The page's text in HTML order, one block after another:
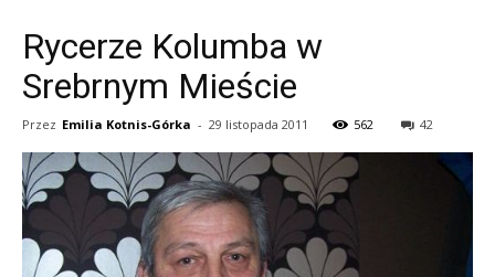
Rycerze Kolumba w
Srebrnym Mieście
Przez Emilia Kotnis-Górka - 29 listopada 2011 562 42